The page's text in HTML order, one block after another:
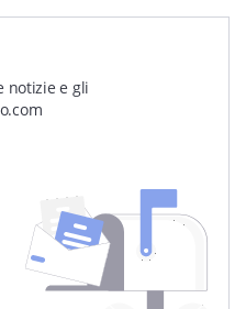
notizie e gli